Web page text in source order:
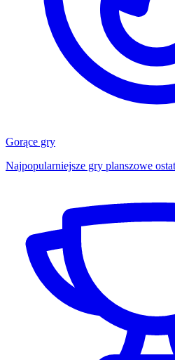
Gorące gry
Najpopularniejsze gry planszowe